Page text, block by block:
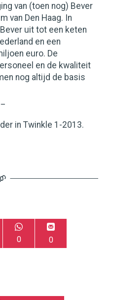
van (toen nog) Bever
van Den Haag. In
uit tot een keten
en een
euro. De
en de kwaliteit
nog altijd de basis
in Twinkle 1-2013.
0 0